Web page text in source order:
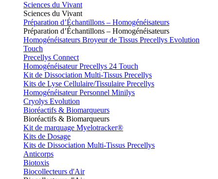
Sciences du Vivant
Sciences du Vivant
Préparation d’Échantillons – Homogénéisateurs
Préparation d’Échantillons – Homogénéisateurs
Homogénéisateurs Broyeur de Tissus Precellys Evolution
Touch
Precellys Connect
Homogénéisateur Precellys 24 Touch
Kit de Dissociation Multi-Tissus Precellys
Kits de Lyse Cellulaire/Tissulaire Precellys
Homogénéisateur Personnel Minilys
Cryolys Evolution
Bioréactifs & Biomarqueurs
Bioréactifs & Biomarqueurs
Kit de marquage Myelotracker®
Kits de Dosage
Kits de Dissociation Multi-Tissus Precellys
Anticorps
Biotoxis
Biocollecteurs d'Air